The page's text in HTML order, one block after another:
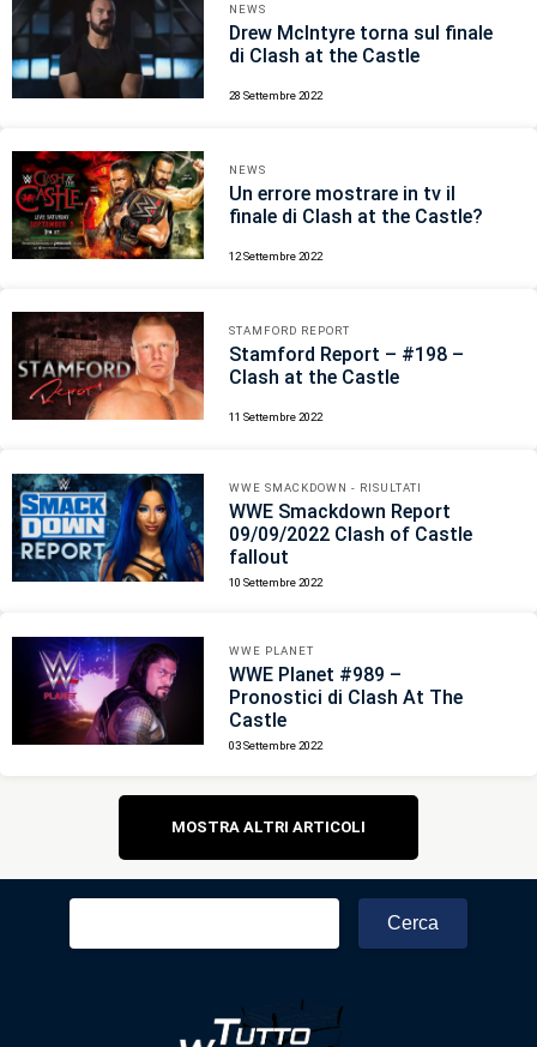
NEWS
Drew McIntyre torna sul finale
di Clash at the Castle
28 Settembre 2022
NEWS
Un errore mostrare in tv il
finale di Clash at the Castle?
12 Settembre 2022
STAMFORD REPORT
Stamford Report – #198 –
Clash at the Castle
11 Settembre 2022
WWE SMACKDOWN - RISULTATI
WWE Smackdown Report
09/09/2022 Clash of Castle
fallout
10 Settembre 2022
WWE PLANET
WWE Planet #989 –
Pronostici di Clash At The
Castle
03 Settembre 2022
Navigazione
articoli
MOSTRA ALTRI ARTICOLI
Ricerca